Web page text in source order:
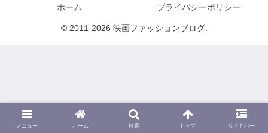
ホーム プライバシーポリシー
© 2011-2026 映画ファッションブログ.
メニュー ホーム 検索 トップ サイドバー